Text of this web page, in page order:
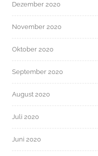
Dezember 2020
November 2020
Oktober 2020
September 2020
August 2020
Juli 2020
Juni 2020